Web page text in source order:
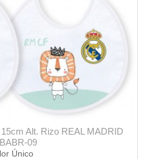
Alt. Rizo REAL MADRID
09
Único